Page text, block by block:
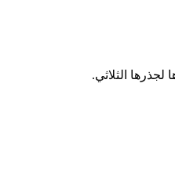
لجذرها الثلاثي.